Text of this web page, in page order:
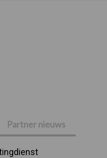
Partner nieuws